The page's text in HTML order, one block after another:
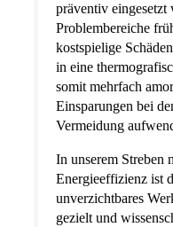
präventiv eingesetzt
Problembereiche
kostspielige
in eine
somit mehrfach
Einsparungen bei
Vermeidung
In unserem Streben
Energieeffizienz ist
unverzichtbares
gezielt und